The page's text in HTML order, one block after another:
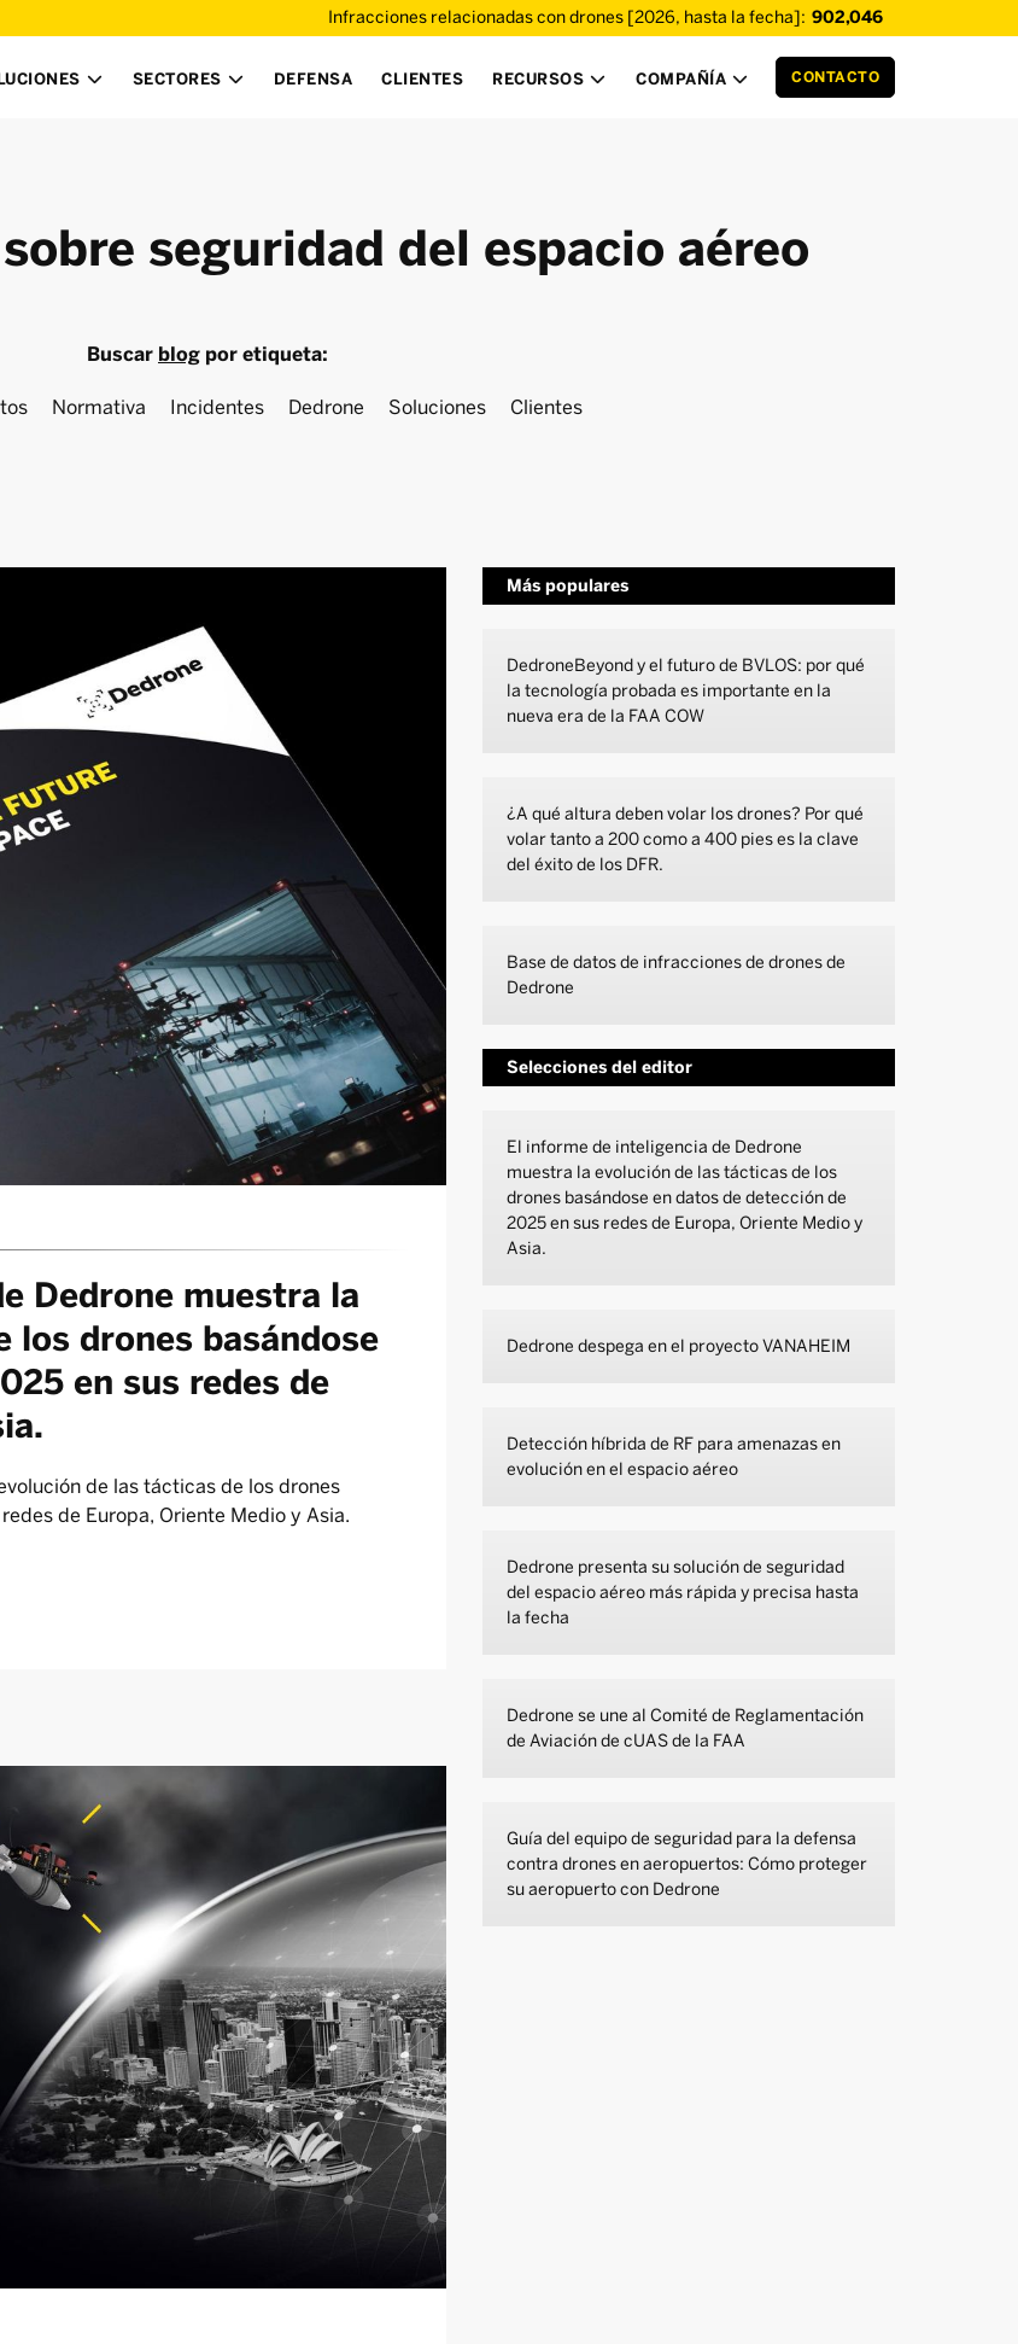
Infracciones relacionadas con drones [2026, hasta la fecha]: 902,046
 SECTORES  DEFENSA CLIENTES RECURSOS  COMPAÑÍA  CONTACTO
seguridad del espacio aéreo
Buscar blog por etiqueta:
Normativa Incidentes Dedrone Soluciones Clientes
Dedrone muestra la
los drones basándose
en sus redes de
de las tácticas de los drones
de Europa, Oriente Medio y Asia.
Más populares
DedroneBeyond y el futuro de BVLOS: por qué
la tecnología probada es importante en la
nueva era de la FAA COW
¿A qué altura deben volar los drones? Por qué
volar tanto a 200 como a 400 pies es la clave
del éxito de los DFR.
Base de datos de infracciones de drones de
Dedrone
Selecciones del editor
El informe de inteligencia de Dedrone
muestra la evolución de las tácticas de los
drones basándose en datos de detección de
2025 en sus redes de Europa, Oriente Medio y
Asia.
Dedrone despega en el proyecto VANAHEIM
Detección híbrida de RF para amenazas en
evolución en el espacio aéreo
Dedrone presenta su solución de seguridad
del espacio aéreo más rápida y precisa hasta
la fecha
Dedrone se une al Comité de Reglamentación
de Aviación de cUAS de la FAA
Guía del equipo de seguridad para la defensa
contra drones en aeropuertos: Cómo proteger
su aeropuerto con Dedrone